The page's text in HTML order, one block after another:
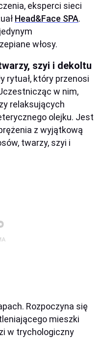
eksperci sieci
Head&Face SPA.
włosy.
szyi i dekoltu
rytuał, który przenosi
w nim,
relaksujących
olejku. Jest
z wyjątkową
twarzy, szyi i
Rozpoczyna się
mieszki
w trychologiczny